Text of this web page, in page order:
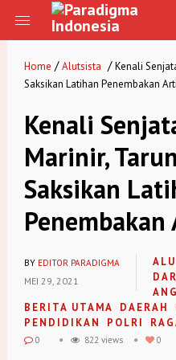
Home / Alutsista / Kenali
Saksikan Latihan Penembakan
Kenali
Marinir,
Saksikan
BY EDITOR PARADIGMA
MEI 29, 2021
BERITA UTAMA
DAERAH
PENDIDIKAN
POLRI
0 822 views 0